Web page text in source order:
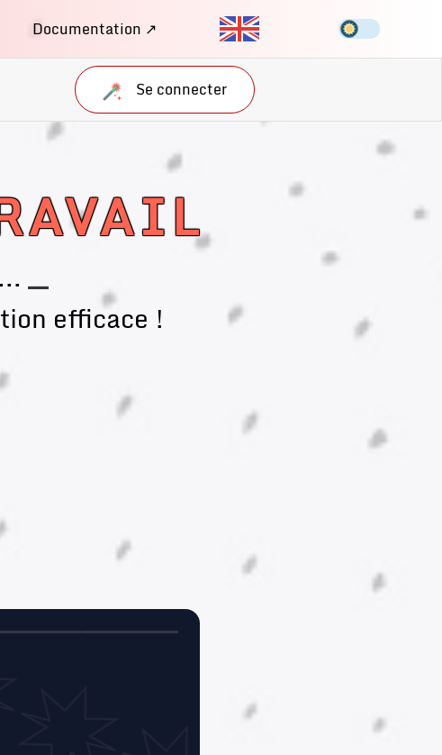
Documentation ↗
Se connecter
__
efficace !